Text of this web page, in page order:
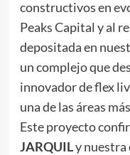
constructivos en
Peaks Capital y al
depositada en
un complejo que
innovador de flex
una de las áreas
Este proyecto
JARQUILy nuestra